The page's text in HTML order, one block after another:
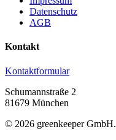
Datenschutz
AGB
Kontakt
Kontaktformular
Schumannstraße 2
81679 München
© 2026 greenkeeper GmbH.